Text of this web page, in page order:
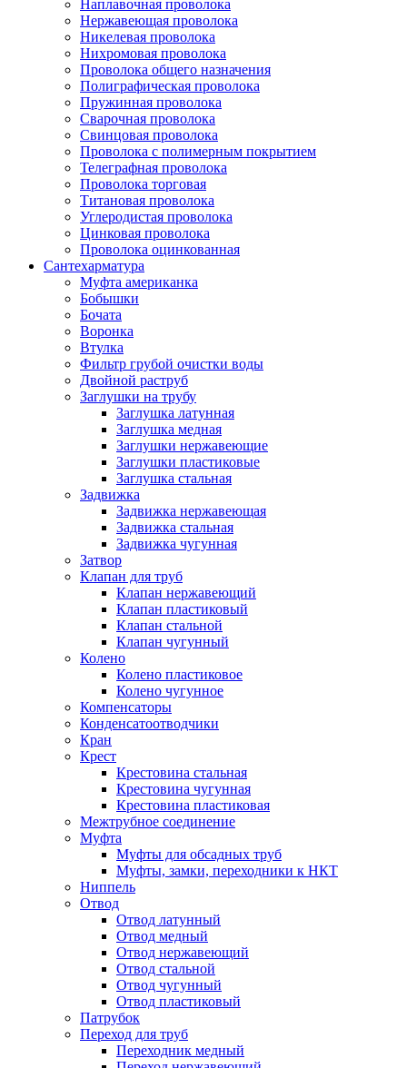
Наплавочная проволока
Нержавеющая проволока
Никелевая проволока
Нихромовая проволока
Проволока общего назначения
Полиграфическая проволока
Пружинная проволока
Сварочная проволока
Свинцовая проволока
Проволока с полимерным покрытием
Телеграфная проволока
Проволока торговая
Титановая проволока
Углеродистая проволока
Цинковая проволока
Проволока оцинкованная
Сантехарматура
Муфта американка
Бобышки
Бочата
Воронка
Втулка
Фильтр грубой очистки воды
Двойной раструб
Заглушки на трубу
Заглушка латунная
Заглушка медная
Заглушки нержавеющие
Заглушки пластиковые
Заглушка стальная
Задвижка
Задвижка нержавеющая
Задвижка стальная
Задвижка чугунная
Затвор
Клапан для труб
Клапан нержавеющий
Клапан пластиковый
Клапан стальной
Клапан чугунный
Колено
Колено пластиковое
Колено чугунное
Компенсаторы
Конденсатоотводчики
Кран
Крест
Крестовина стальная
Крестовина чугунная
Крестовина пластиковая
Межтрубное соединение
Муфта
Муфты для обсадных труб
Муфты, замки, переходники к НКТ
Ниппель
Отвод
Отвод латунный
Отвод медный
Отвод нержавеющий
Отвод стальной
Отвод чугунный
Отвод пластиковый
Патрубок
Переход для труб
Переходник медный